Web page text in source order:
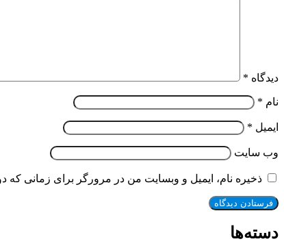
دیدگاه *
نام *
ایمیل *
وب‌ سایت
ذخیره نام، ایمیل و وبسایت من در مرورگر برای زمانی که
دسته‌ها